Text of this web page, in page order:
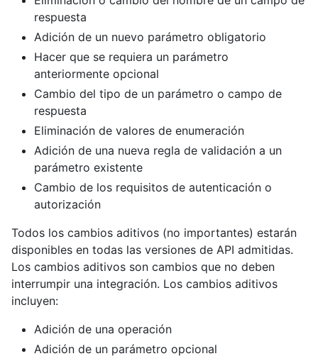
respuesta
Adición de un nuevo parámetro obligatorio
Hacer que se requiera un parámetro
anteriormente opcional
Cambio del tipo de un parámetro o campo de
respuesta
Eliminación de valores de enumeración
Adición de una nueva regla de validación a un
parámetro existente
Cambio de los requisitos de autenticación o
autorización
Todos los cambios aditivos (no importantes) estarán
disponibles en todas las versiones de API admitidas.
Los cambios aditivos son cambios que no deben
interrumpir una integración. Los cambios aditivos
incluyen:
Adición de una operación
Adición de un parámetro opcional